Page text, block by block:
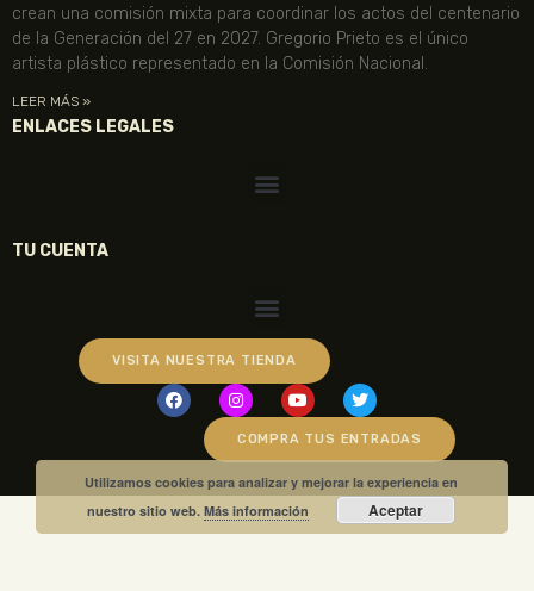
crean una comisión mixta para coordinar los actos del centenario
de la Generación del 27 en 2027. Gregorio Prieto es el único
artista plástico representado en la Comisión Nacional.
LEER MÁS »
ENLACES LEGALES
TU CUENTA
VISITA NUESTRA TIENDA
COMPRA TUS ENTRADAS
Utilizamos cookies para analizar y mejorar la experiencia en
nuestro sitio web.Más información Aceptar